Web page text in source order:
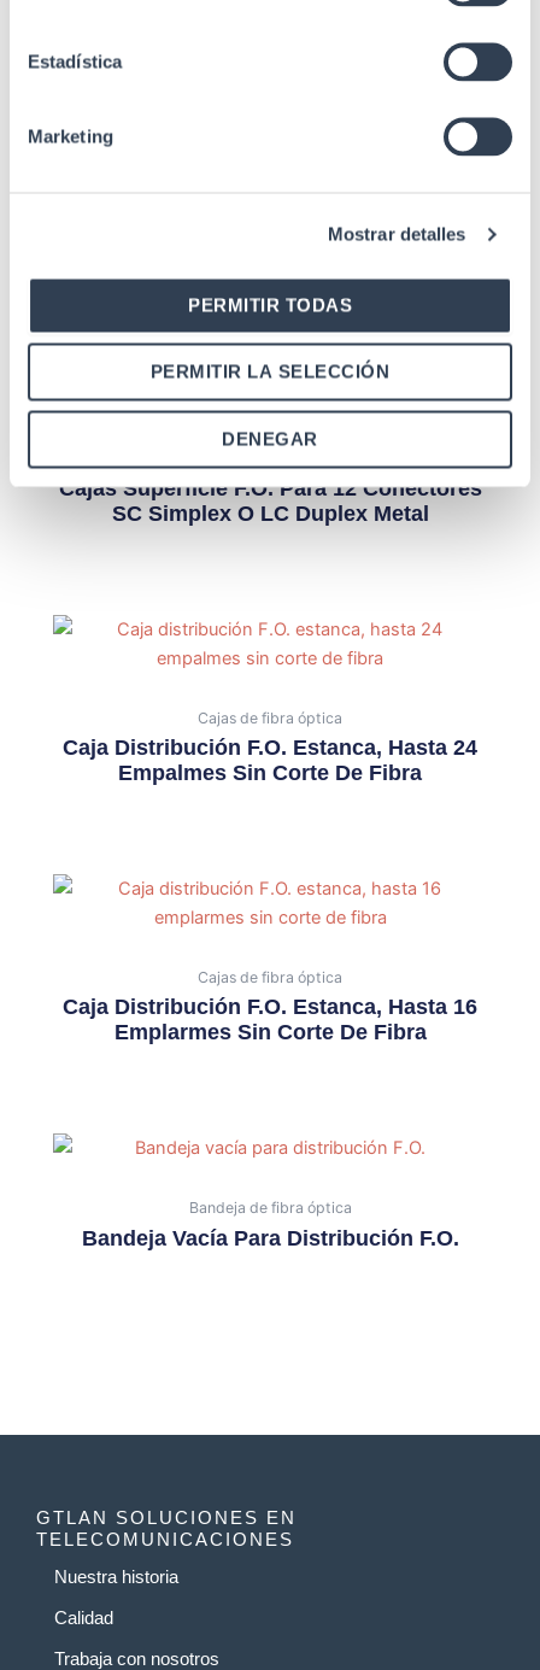
Estadística
Marketing
Mostrar detalles
PERMITIR TODAS
PERMITIR LA SELECCIÓN
DENEGAR
Productos relacionados
Cajas Superficie F.O. Para 12 Conectores
SC Simplex O LC Duplex Metal
Cajas de fibra óptica
Caja Distribución F.O. Estanca, Hasta 24
Empalmes Sin Corte De Fibra
Cajas de fibra óptica
Caja Distribución F.O. Estanca, Hasta 16
Emplarmes Sin Corte De Fibra
Bandeja de fibra óptica
Bandeja Vacía Para Distribución F.O.
GTLAN SOLUCIONES EN
TELECOMUNICACIONES
Nuestra historia
Calidad
Trabaja con nosotros